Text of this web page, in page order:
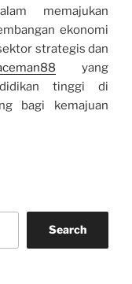
memajukan
ekonomi
strategis dan
yang
tinggi di
bagi kemajuan
Search